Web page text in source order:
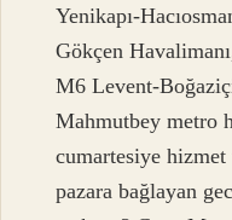
Yenikapı-
Gökçen
M6 Levent-
Mahmutbey metro
cumartesiye
pazara bağlayan